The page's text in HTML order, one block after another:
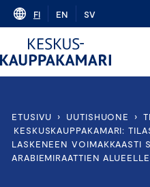
Skip
content
FI EN SV
ETUSIVU › UUTISHUONE ›
KESKUSKAUPPAKAMARI:
LASKENEEN VOIMAKKAASTI
ARABIEMIRAATTIEN ALUEELLE